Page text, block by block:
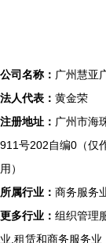
公司名称： 广州慧亚
法人代表： 黄金荣
注册地址： 广州市海
911号202自编0（仅
用）
所属行业： 商务服务
更多行业： 组织管理
业,租赁和商务服务业